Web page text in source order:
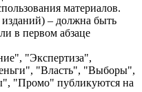
материалов.
– должна быть
в первом абзаце
"Экспертиза",
"Власть", "Выборы",
"Промо" публикуются на